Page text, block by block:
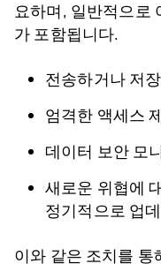
요하며, 일반적으로
가 포함됩니다.
전송하거나 저
엄격한 액세스
데이터 보안 모
새로운 위협에
정기적으로 업
이와 같은 조치를 통